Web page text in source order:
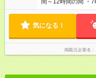
間～12時間の間 ・
★平均月に2～3日
できます。 平均労働時間：1週間あたり35時間 1日あたりの実働
22時00分 ★平均月
状況による） ※空
度』が利用できます
気になる！
掲載元企業名